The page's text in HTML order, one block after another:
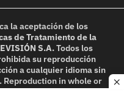
la aceptación de los
de Tratamiento de la
S.A.Todos los
su reproducción
a cualquier idioma sin
in whole or